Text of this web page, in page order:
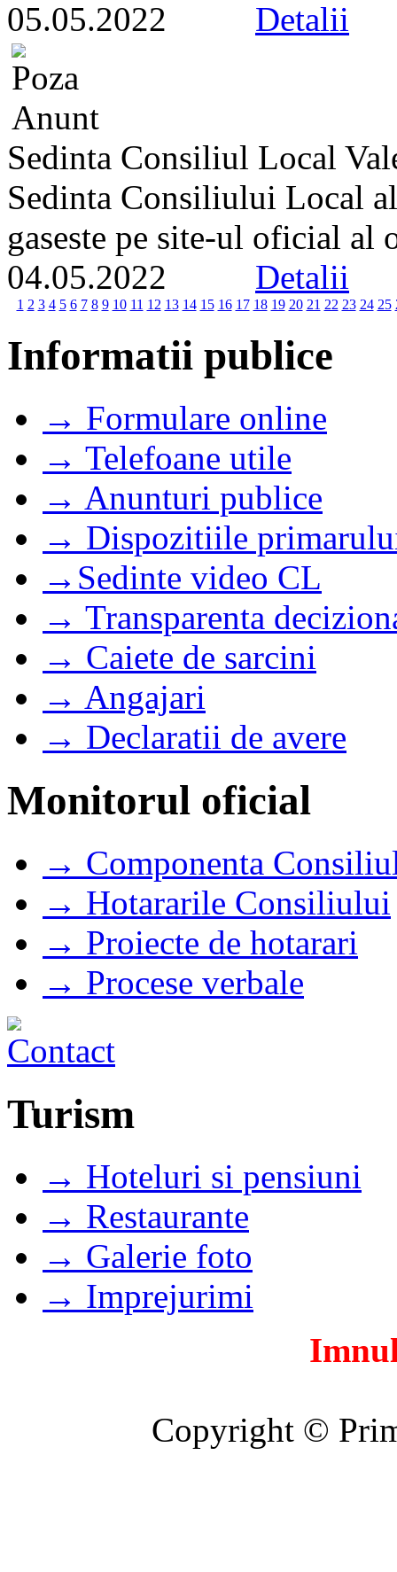
05.05.2022 Detalii
Sedinta Consiliul Local
Sedinta Consiliului Local
gaseste pe site-ul oficial al
04.05.2022 Detalii
1 2 3 4 5 6 7 8 9 10 11 12 13 14 15 16 17 18 19 20 21 22 23 24 25
Informatii publice
→ Formulare online
→ Telefoane utile
→ Anunturi publice
→ Dispozitiile
→Sedinte video CL
→ Transparenta
→ Caiete de sarcini
→ Angajari
→ Declaratii de avere
Monitorul oficial
→ Componenta
→ Hotararile Consiliului
→ Proiecte de hotarari
→ Procese verbale
Turism
→ Hoteluri si pensiuni
→ Restaurante
→ Galerie foto
→ Imprejurimi
Copyright ©